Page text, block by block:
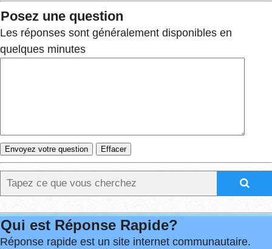
Posez une question
Les réponses sont généralement disponibles en
quelques minutes
Qui est Réponse Rapide?
Réponse rapide est un site internet communautaire.